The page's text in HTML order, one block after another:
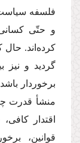
فلسفه
و حتّى
كرده‌اند.
گردید و نیز
برخوردار
منشأ قدرت
اقتدار
قوانین،